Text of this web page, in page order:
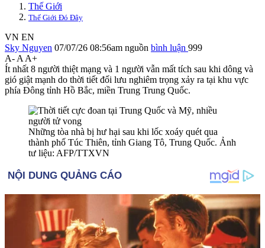
Thế Giới
Thế Giới Đó Đây
VN EN
Sky Nguyen 07/07/26 08:56am nguồn bình luận 999
A- A A+
Ít nhất 8 người thiệt mạng và 1 người vẫn mất tích sau khi dông và
gió giật mạnh do thời tiết đối lưu nghiêm trọng xảy ra tại khu vực
phía Đông tỉnh Hồ Bắc, miền Trung Trung Quốc.
Những tòa nhà bị hư hại sau khi lốc xoáy quét qua
thành phố Túc Thiên, tỉnh Giang Tô, Trung Quốc. Ảnh
tư liệu: AFP/TTXVN